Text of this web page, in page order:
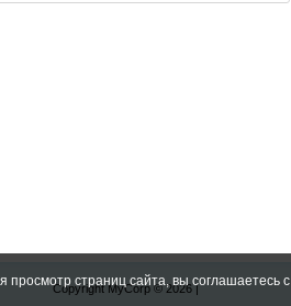
Copyright MyCorp © 2026|
страниц сайта, вы соглашаетесь с